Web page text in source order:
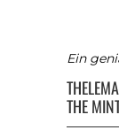
Ein
THE